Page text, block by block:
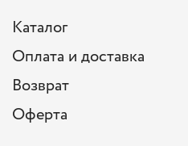
Каталог
Оплата и доставка
Возврат
Оферта